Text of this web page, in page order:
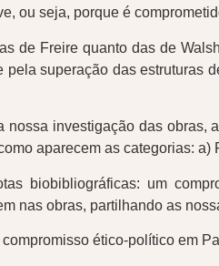
ou seja, porque é
de Freire quanto das de
pela superação das estruturas
nossa investigação das
aparecem as categorias: a)
biobibliográficas: um
nas obras, partilhando as
ético-político em